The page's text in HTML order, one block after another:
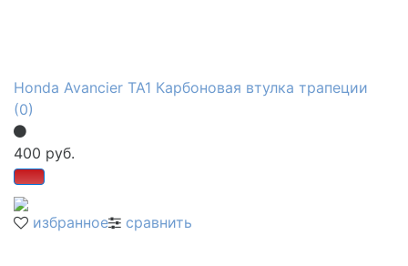
избранное сравнить
Honda Avancier ТА1 Карбоновая втулка трапеции
(0)
400 руб.